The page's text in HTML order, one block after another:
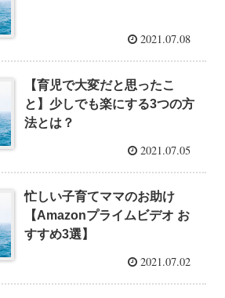
2021.07.08
【育児で大変だと思ったこ
と】少しでも楽にする3つの方
法とは？
2021.07.05
忙しい子育てママのお助け
【Amazonプライムビデオ お
すすめ3選】
2021.07.02